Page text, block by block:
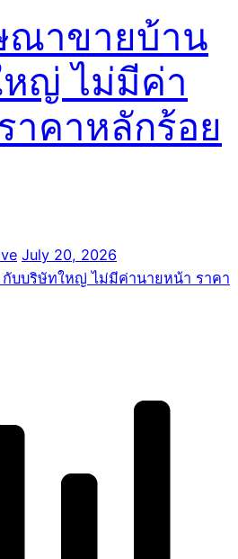
ณาขายบ้าน
ญ่ ไม่มีค่า
าคาหลักร้อย
July 20, 2026